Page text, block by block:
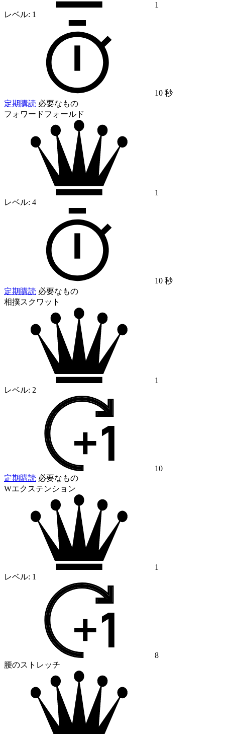
1
レベル: 1
10 秒
定期購読 必要なもの
フォワードフォールド
1
レベル: 4
10 秒
定期購読 必要なもの
相撲スクワット
1
レベル: 2
10
定期購読 必要なもの
Wエクステンション
1
レベル: 1
8
腰のストレッチ